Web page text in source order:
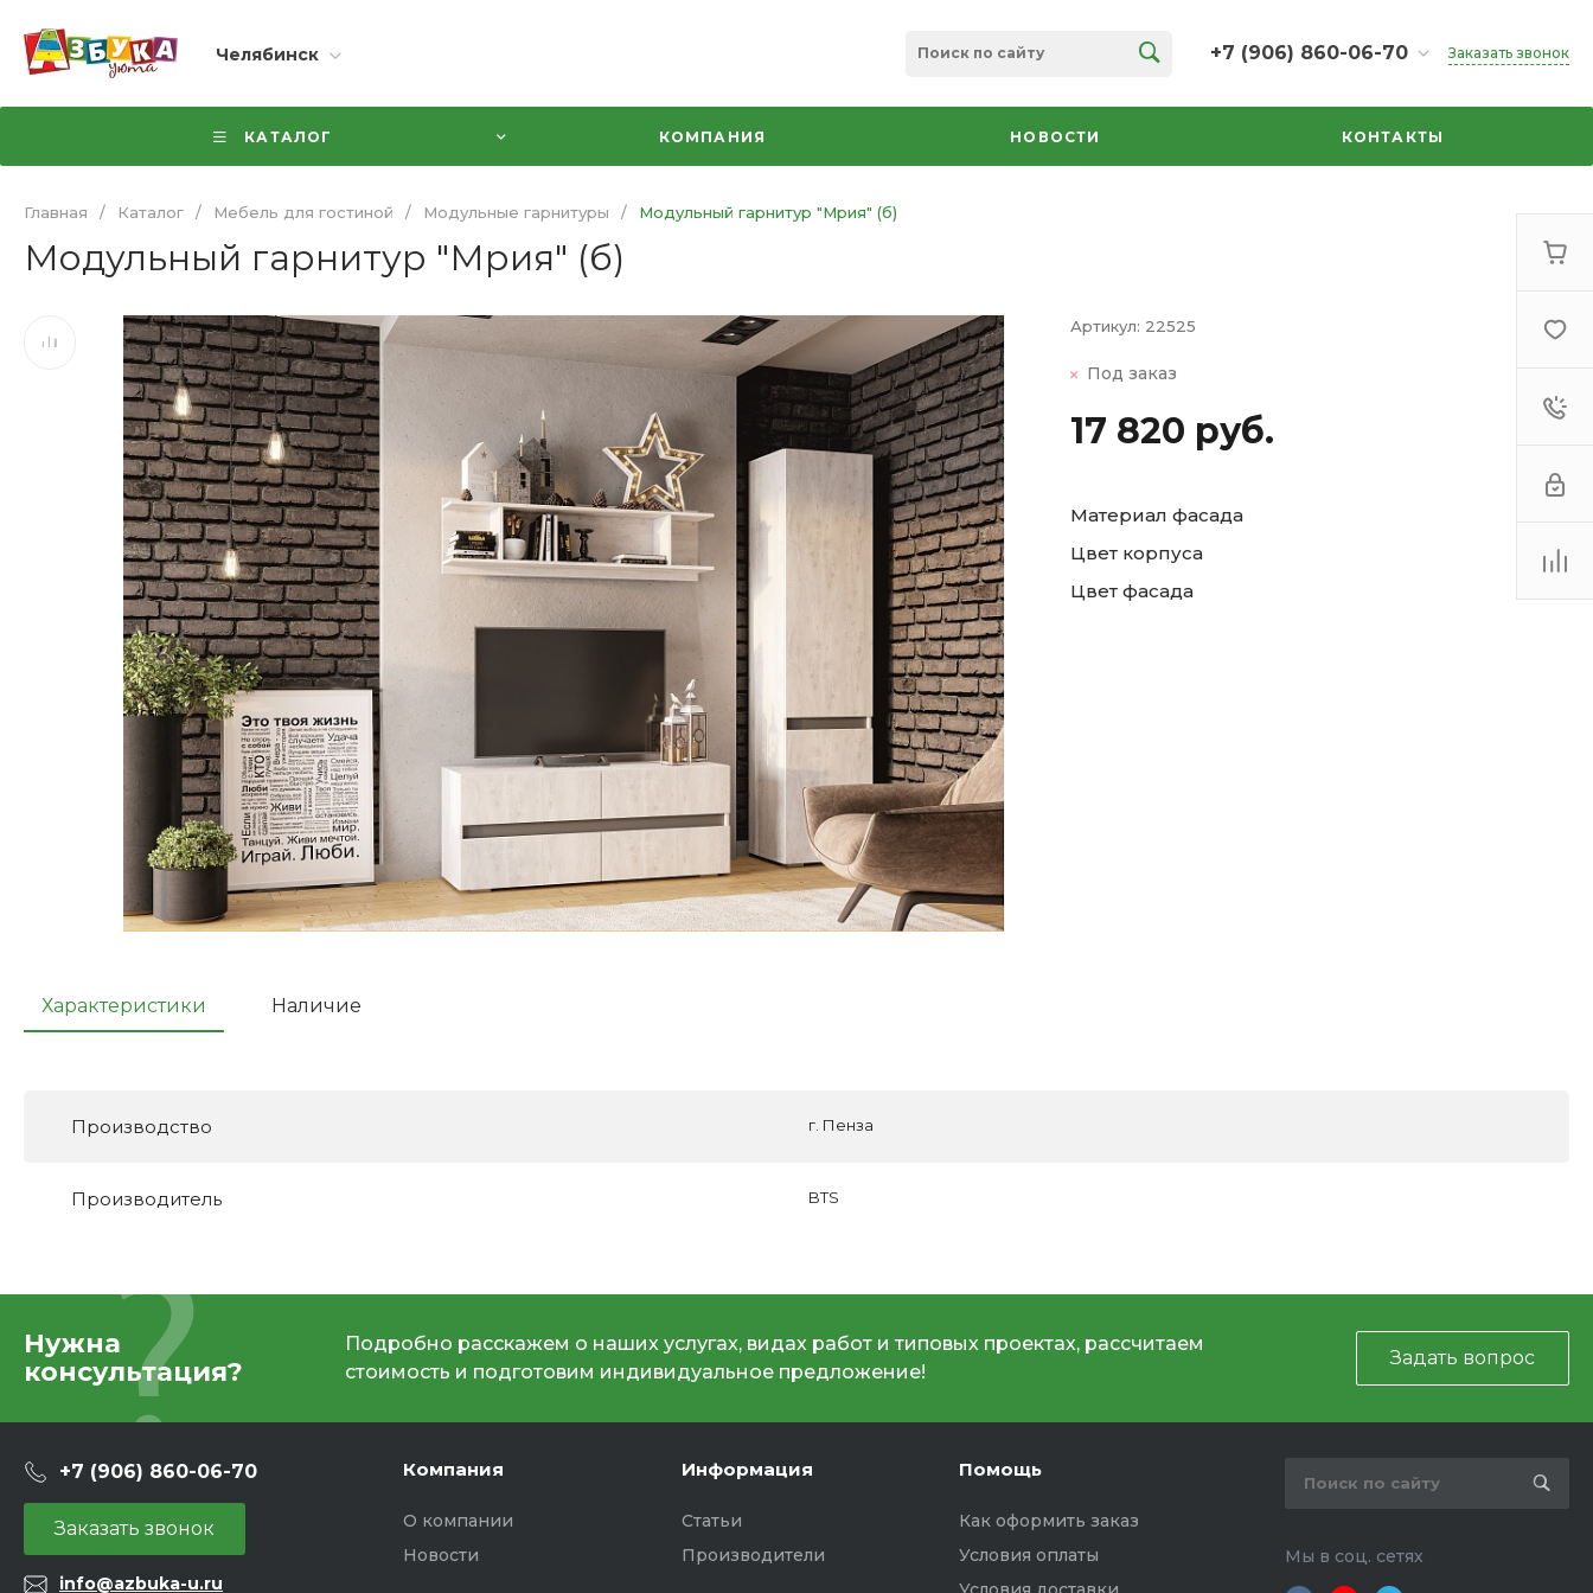
Челябинск +7 (906) 860-06-70
+7 (906) 860-06-70
г. Челябинск, ТК Кольцо,
секция 35
Заказать звонок
КАТАЛОГ КОМПАНИЯ НОВОСТИ КОНТАКТЫ
Главная / Каталог / Мебель для гостиной / Модульные гарнитуры / Модульный гарнитур "Мрия" (б)
Модульный гарнитур "Мрия" (б)
Артикул: 22525
Под заказ
17 820 руб.
Материал фасада
Цвет корпуса
Цвет фасада
Характеристики Наличие
Производство г. Пенза
Производитель BTS
Нужна
консультация?
Подробно расскажем о наших услугах, видах работ и типовых проектах, рассчитаем
стоимость и подготовим индивидуальное предложение!
Задать вопрос
+7 (906) 860-06-70
Заказать звонок
info@azbuka-u.ru
Компания
О компании
Новости
Информация
Статьи
Производители
Помощь
Как оформить заказ
Условия оплаты
Мы в соц. сетях